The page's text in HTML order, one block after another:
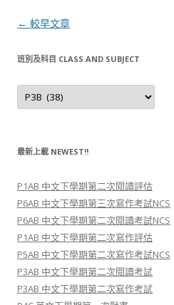
文
導
航
列
← 較早文章
班別及科目 CLASS AND SUBJECT
班
別
及
l
a
a
n
d
S
u
b
j
e
c
t
最新上載 NEWEST!!
P1AB 中文下學期第二次閱讀評估
P6AB 中文下學期第三次寫作考試NCS
P6AB 中文下學期第二次閱讀考試NCS
P1AB 中文下學期第二次寫作評估
P5AB 中文下學期第二次寫作考試NCS
P3AB 中文下學期第二次閱讀考試
P3AB 中文下學期第二次寫作考試